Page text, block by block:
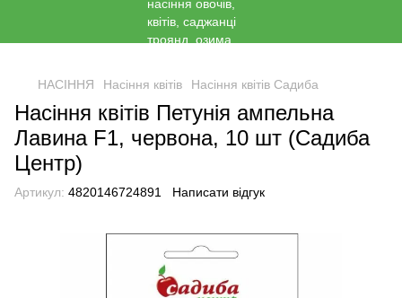
НАСІННЯ Насіння квітів Насіння квітів Садиба
Насіння квітів Петунія ампельна
Лавина F1, червона, 10 шт (Садиба
Центр)
Артикул: 4820146724891 Написати відгук